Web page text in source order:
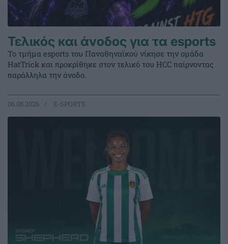
Τελικός και άνοδος για τα esports
Το τμήμα esports του Παναθηναϊκού νίκησε την ομάδα
HatTrick και προκρίθηκε στον τελικό του HCC παίρνοντας
παράλληλα την άνοδο.
06.08.2026 E-SPORTS